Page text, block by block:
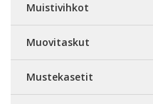
Muistivihkot
Muovitaskut
Mustekasetit